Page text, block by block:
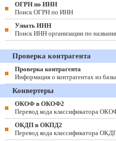
ОГРН по ИНН
Поиск ОГРН по ИНН
Узнать ИНН
Поиск ИНН организации по
Проверка контрагента
Проверка контрагента
Информация о контрагентах из
Конвертеры
ОКОФ в ОКОФ2
Перевод кода классификатора
ОКДП в ОКПД2
Перевод кода классификатора